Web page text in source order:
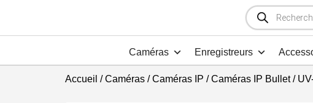
Recherche
de
produits
Caméras Enregistreurs
Accueil /Caméras/Caméras IP /Caméras IP Bullet/